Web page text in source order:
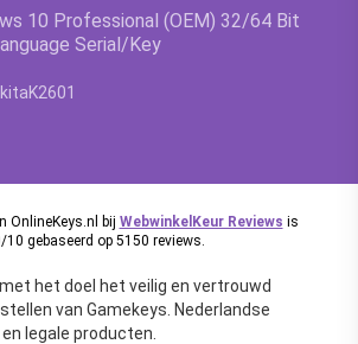
10 Professional (OEM) 32/64 Bit
Serial/Key
4.63
OnlineKeys.nl bij WebwinkelKeur Reviews is
10 gebaseerd op 5150 reviews.
het doel het veilig en vertrouwd
van Gamekeys. Nederlandse
legale producten.